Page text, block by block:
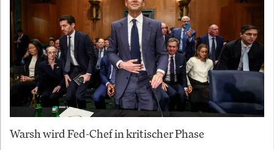
Warsh wird Fed-Chef in kritischer Phase